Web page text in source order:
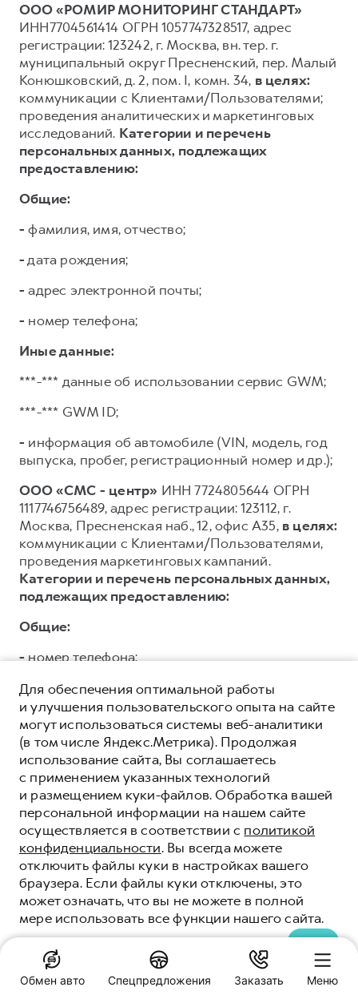
ООО «РОМИР МОНИТОРИНГ СТАНДАРТ»
ИНН7704561414 ОГРН 1057747328517, адрес
регистрации: 123242, г. Москва, вн. тер. г.
муниципальный округ Пресненский, пер. Малый
Конюшковский, д. 2, пом. I, комн. 34, в целях:
коммуникации с Клиентами/Пользователями;
проведения аналитических и маркетинговых
исследований. Категории и перечень
персональных данных, подлежащих
предоставлению:
Общие:
- фамилия, имя, отчество;
-дата рождения;
- адрес электронной почты;
- номер телефона;
Иные данные:
***-*** данные об использовании сервис GWM;
***-*** GWM ID;
- информация об автомобиле (VIN, модель, год
выпуска, пробег, регистрационный номер и др.);
ООО «СМС - центр» ИНН 7724805644 ОГРН
1117746756489, адрес регистрации: 123112, г.
Москва, Пресненская наб., 12, офис А35, в целях:
коммуникации с Клиентами/Пользователями,
проведения маркетинговых кампаний.
Категории и перечень персональных данных,
подлежащих предоставлению:
Общие:
-номер телефона;
ООО «СЛАВА ГРУПП»ИНН 7704875192 ОГРН
5147746150041, адрес регистрации: г. Москва, ул.
Тверская, дом 16, стр.3, помещ. 3 в целях:
коммуникации с Клиентами/Пользователями, в
том числе: направления e.mail рассылки;
проведения маркетинговых кампаний и
исследований; поддержки процесса продаж,
аналитики данных.Категории и перечень
персональных данных, подлежащих
предоставлению:
Общие:
-фамилия, имя, отчество;
-дата рождения;
адрес электронной почты;
Для обеспечения оптимальной работы
и улучшения пользовательского опыта на сайте
могут использоваться системы веб-аналитики
(в том числе Яндекс.Метрика). Продолжая
использование сайта, Вы соглашаетесь
с применением указанных технологий
и размещением куки-файлов. Обработка вашей
персональной информации на нашем сайте
осуществляется в соответствии с политикой
конфиденциальности. Вы всегда можете
отключить файлы куки в настройках вашего
браузера. Если файлы куки отключены, это
может означать, что вы не можете в полной
мере использовать все функции нашего сайта.
ПОНЯТНО
Обмен авто Спецпредложения Заказать Меню